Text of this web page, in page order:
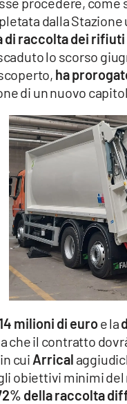
dalla Stazione
di raccolta dei rifiuti
lo scorso
ha
di un nuovo
14 milioni di euroe la
che il contratto
cui Arrical
obiettivi minimi
della raccolta